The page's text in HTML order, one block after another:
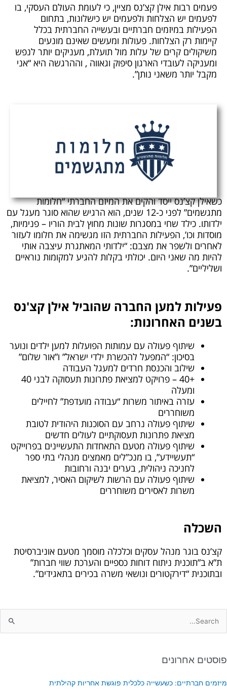
פעמים רבות אילן קצ’נס מציין, כי לעומת העולם העסקי, בו
לפעמים יש הצלחות ולפעמים יש כישלונות, בתחום
הפעילות במיזמים חברתיים ובעשייה החברתית בכלל
קיימות רק הצלחות. פעולות ומעשים שאינם מונעים
משיקולים קרים של עלות מול תועלת, מעניקים יותר לנפש
ומעניקה לעובדי הארגון סיפוק וגאווה , וההרגשה היא “אני
מקבל יותר משאני נותן”.
כשאילן קצ’נס ייסד והקים את המיזם החברתי “חלומות
מתגשמים” לפני כ-12 שנים, הוא הרגיש שהוא סוגר מעגל עם
ילדותו. כילד שחי במסגרות שונות מחוץ לבית הוריו – פנימיות,
מוסדות וכו’, הפעילות החברתית הזו מגשימה את חלומו לעזור
לאחרים ולשפר את מצבם: “ילדותי המאתגרת עיצבה אותי
להיות מה שאני היום. יכולתי בקלות להגיע למקומות נוראיים
ושליליים”.
פעילות למען החברה שהוביל אילן קצ'נס
בשנים האחרונות:
שיתוף פעולה עם עמותות הפועלות למען ילדים ונוער
בסיכון: “המפעל להכשרת ילדי ישראל” ו”אור שלום”
שילוב והכנסת חרדים למעגל העבודה
+40 – פרויקט למציאת פתרונות תעסוקה לבני 40
ומעלה
עזרה באיתור משרות “עבודה מועדפת” לחיילים
משוחררים
שיתוף פעולה נרחב עם הסוכנות היהודית לטובת
מציאת פתרונות תעסוקתיים לעולים חדשים
שיתוף פעולה מטעם התאחדות התעשיינים בפרוייקט
“תעשיידע”, בו מנכ”לים מאמצים מנהלי בתי ספר
לחניכה ניהולית, בערים יבנה ורחובות
שיתוף פעולה עם הרשות לשיקום האסיר, למציאת
משרות לאסירים משוחררים
השכלה
קצ’נס בוגר מנהל עסקים וכלכלה מוסמך מטעם אוניברסיטת
ת”א ב”תוכנית ניתוח דוחות כספיים והערכת שווי חברות”
ובתוכנית “דירקטורים ונושאי משרה בכירים בתאגידים”.
rפוסטים אחרונים
מיזמים חברתיים: כשעשייה כלכלית פוגשת אחריות קהילתית